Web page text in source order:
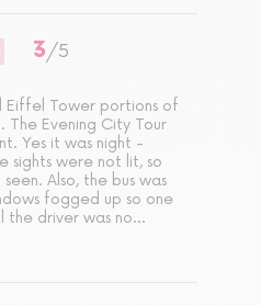
3/5
Eiffel Tower portions of
Evening City Tour
Yes it was night -
sights were not lit, so
Also, the bus was
fogged up so one
the driver was no...